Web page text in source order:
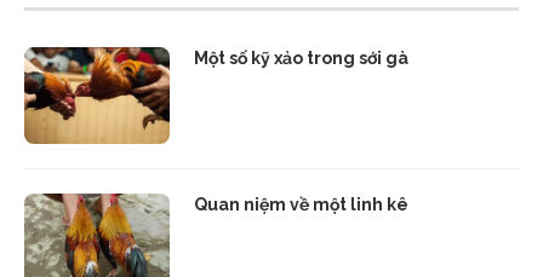
Một số kỹ xảo trong sới gà
Quan niệm về một linh kê